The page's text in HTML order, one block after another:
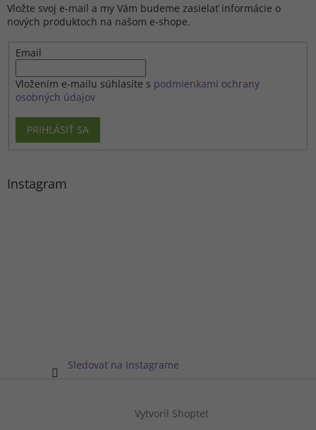
Vložte svoj e-mail a my Vám budeme zasielať informácie o
nových produktoch na našom e-shope.
Email
Vložením e-mailu súhlasíte s podmienkami ochrany
osobných údajov
PRIHLÁSIŤ SA
Instagram
Sledovať na Instagrame
Vytvoril Shoptet